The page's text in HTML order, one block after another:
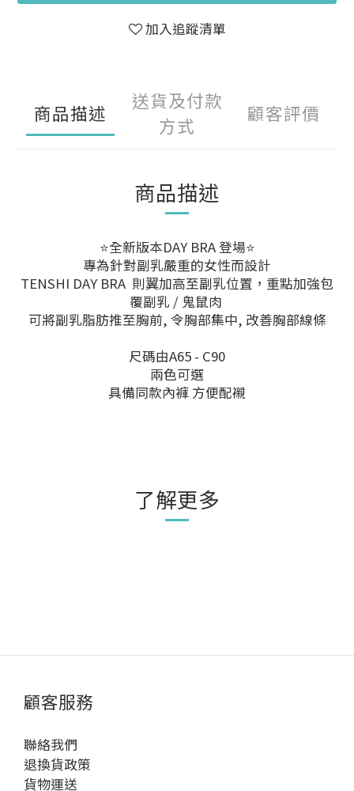
加入追蹤清單
商品描述
送貨及付款
方式
顧客評價
商品描述
⭐全新版本DAY BRA 登場⭐
專為針對副乳嚴重的女性而設計
TENSHI DAY BRA 則翼加高至副乳位置，重點加強包
覆副乳 / 鬼鼠肉
可將副乳脂肪推至胸前, 令胸部集中, 改善胸部線條
尺碼由A65 - C90
兩色可選
具備同款內褲 方便配襯
了解更多
顧客服務
聯絡我們
退換貨政策
貨物運送